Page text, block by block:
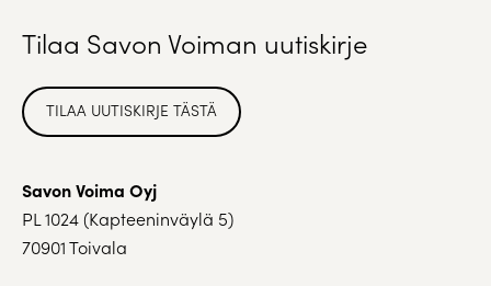
Tilaa Savon Voiman uutiskirje
TILAA UUTISKIRJE TÄSTÄ
Savon Voima Oyj
PL 1024 (Kapteeninväylä 5)
70901 Toivala